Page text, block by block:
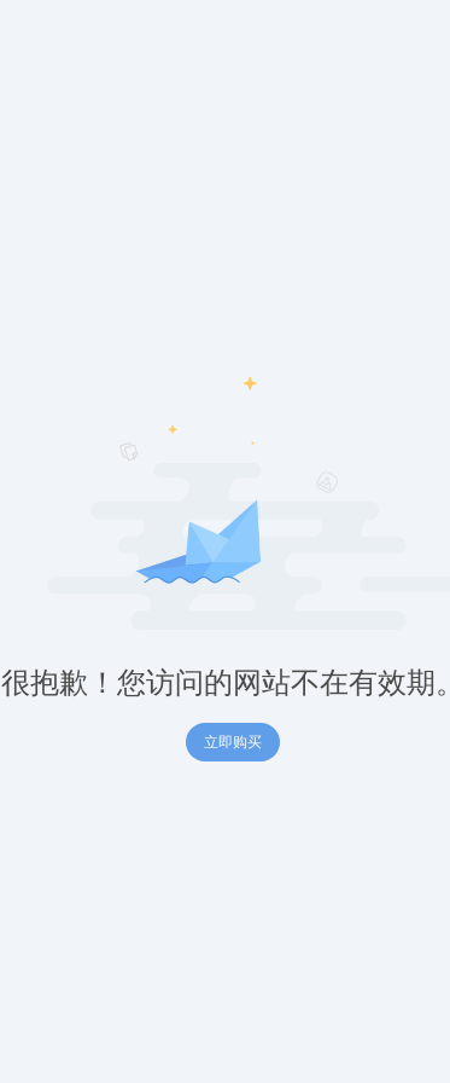
很抱歉！您访问的网站不在有效期。
立即购买